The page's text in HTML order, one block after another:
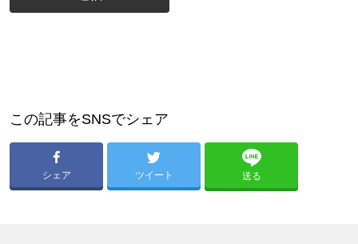
この記事をSNSでシェア
シェア ツイート 送る